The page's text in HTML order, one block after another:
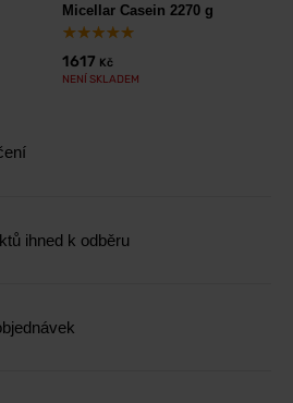
Micellar Casein 2270 g
1617 Kč
NENÍ SKLADEM
ihned k odběru